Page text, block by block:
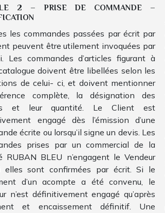
2 – PRISE DE COMMANDE –
les commandes passées par écrit par
peuvent être utilement invoquées par
Les commandes d’articles figurant à
doivent être libellées selon les
de celui- ci, et doivent mentionner
complète, la désignation des
et leur quantité. Le Client est
engagé dès l’émission d’une
écrite ou lorsqu’il signe un devis. Les
prises par un commercial de la
RUBAN BLEU n’engagent le Vendeur
elles sont confirmées par écrit. Si le
d’un acompte a été convenu, le
n’est définitivement engagé qu’après
et encaissement définitif. Une